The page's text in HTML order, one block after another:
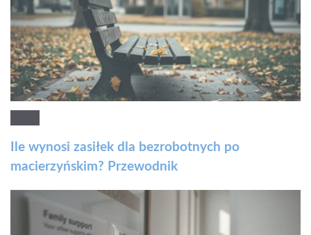
Ile wynosi zasiłek dla bezrobotnych po
macierzyńskim? Przewodnik